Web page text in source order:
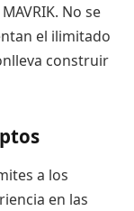
No se
el ilimitado
construir
a los
en las